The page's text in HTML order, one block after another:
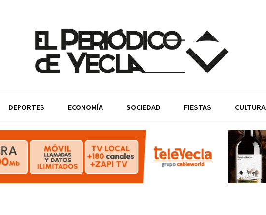
DEPORTES ECONOMÍA SOCIEDAD FIESTAS CULTURA